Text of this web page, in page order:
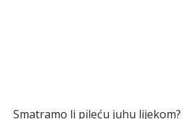
Smatramo li pileću juhu lijekom?